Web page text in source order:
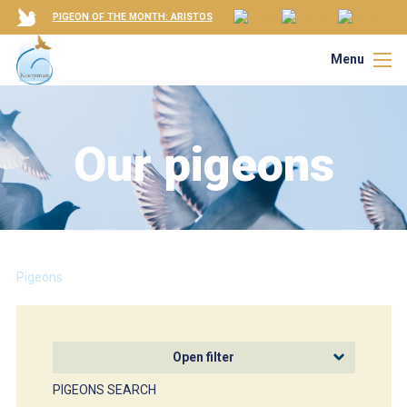
PIGEON OF THE MONTH: ARISTOS
Menu
Our pigeons
Pigeons
Open filter
PIGEONS SEARCH